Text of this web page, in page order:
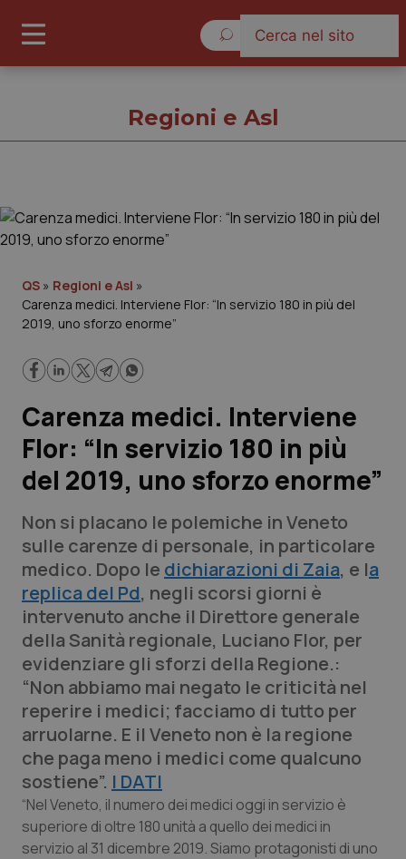
Governo e Parlamento
Regioni e Asl
Lavoro e Professioni
Scienza e Farmaci
Studi e Analisi
Lettere al direttore
Edizioni Regionali
QS Pro
Professionisti Sanitari.AI
Abruzzo
Basilicata
Calabria
QS Pro Gold
Artrite & artrosi
Asma & BPCO
QS Club Newsletter
Regioni e Asl
QS » Regioni e Asl »
Carenza medici. Interviene Flor: “In servizio 180 in più del
2019, uno sforzo enorme”
Carenza medici. Interviene
Flor: “In servizio 180 in più
del 2019, uno sforzo enorme”
Non si placano le polemiche in Veneto
sulle carenze di personale, in particolare
medico. Dopo le dichiarazioni di Zaia, e la
replica del Pd, negli scorsi giorni è
intervenuto anche il Direttore generale
della Sanità regionale, Luciano Flor, per
evidenziare gli sforzi della Regione.:
“Non abbiamo mai negato le criticità nel
reperire i medici; facciamo di tutto per
arruolarne. E il Veneto non è la regione
che paga meno i medici come qualcuno
sostiene”. I DATI
“Nel Veneto, il numero dei medici oggi in servizio è
superiore di oltre 180 unità a quello dei medici in
servizio al 31 dicembre 2019. Siamo protagonisti di uno